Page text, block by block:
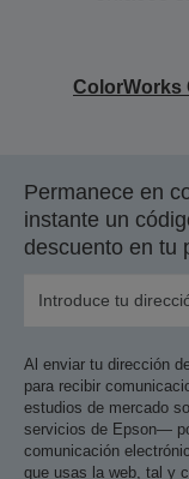
ColorWorks
Permanece en
instante un
descuento en tu
Al enviar tu dirección
para recibir
estudios de mercado
servicios de Epson—
comunicación
que usas la web, tal y